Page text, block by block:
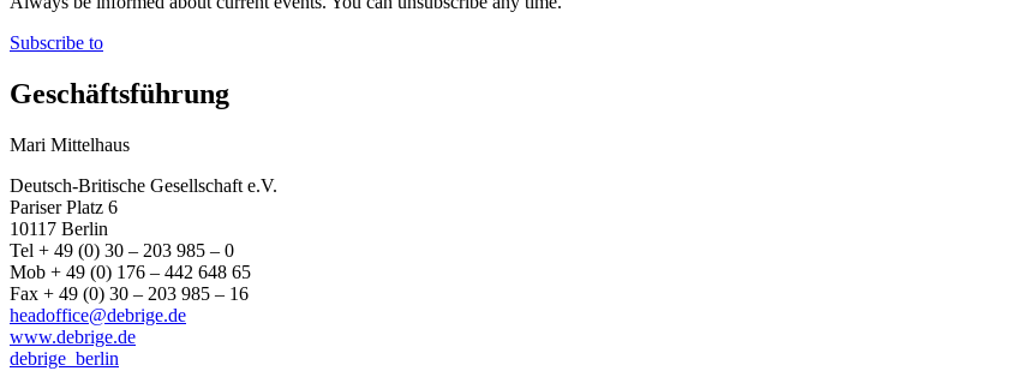
Subscribe to
Geschäftsführung
Mari Mittelhaus
Deutsch-Britische Gesellschaft e.V.
Pariser Platz 6
10117 Berlin
Tel + 49 (0) 30 – 203 985 – 0
Mob + 49 (0) 176 – 442 648 65
Fax + 49 (0) 30 – 203 985 – 16
headoffice@debrige.de
www.debrige.de
debrige_berlin